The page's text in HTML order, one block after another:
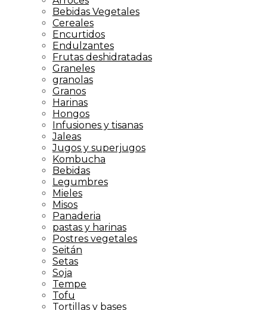
Bebidas Vegetales
Cereales
Encurtidos
Endulzantes
Frutas deshidratadas
Graneles
granolas
Granos
Harinas
Hongos
Infusiones y tisanas
Jaleas
Jugos y superjugos
Kombucha
Bebidas
Legumbres
Mieles
Misos
Panaderia
pastas y harinas
Postres vegetales
Seitán
Setas
Soja
Tempe
Tofu
Tortillas y bases